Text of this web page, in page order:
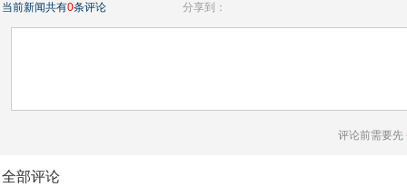
当前新闻共有0条评论 分享到：
评论前需要先
全部评论